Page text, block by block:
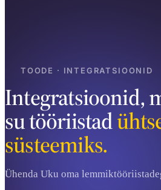
TOODE · INTEGRATSIOONID
Integratsioonid,
su tööriistad
süsteemiks.
Ühenda Uku oma